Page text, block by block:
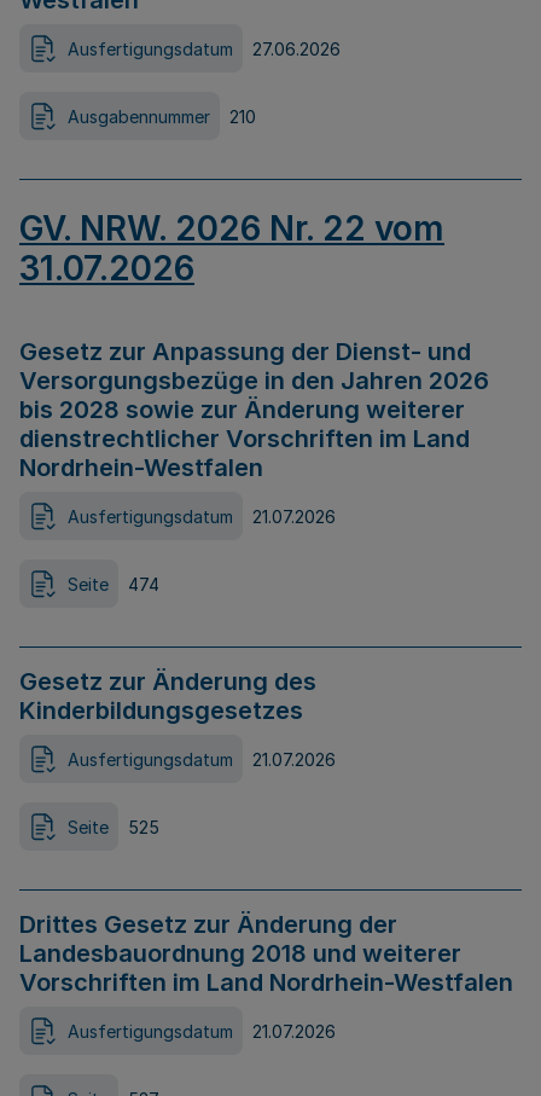
Ausfertigungsdatum 27.06.2026
Ausgabennummer 210
GV. NRW. 2026 Nr. 22 vom
31.07.2026
Gesetz zur Anpassung der Dienst- und
Versorgungsbezüge in den Jahren 2026
bis 2028 sowie zur Änderung weiterer
dienstrechtlicher Vorschriften im Land
Nordrhein-Westfalen
Ausfertigungsdatum 21.07.2026
Seite 474
Gesetz zur Änderung des
Kinderbildungsgesetzes
Ausfertigungsdatum 21.07.2026
Seite 525
Drittes Gesetz zur Änderung der
Landesbauordnung 2018 und weiterer
Vorschriften im Land Nordrhein-Westfalen
Ausfertigungsdatum 21.07.2026